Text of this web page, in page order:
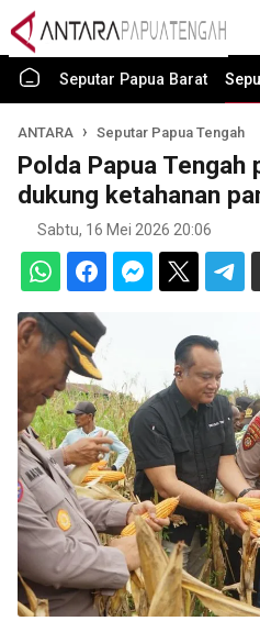
Seputar Papua Barat
ANTARA Seputar Papua Tengah
Polda Papua Tengah
dukung ketahanan
Sabtu, 16 Mei 2026 20:06